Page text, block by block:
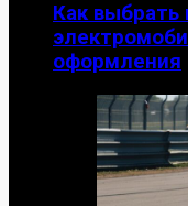
Как выбрать
оформления